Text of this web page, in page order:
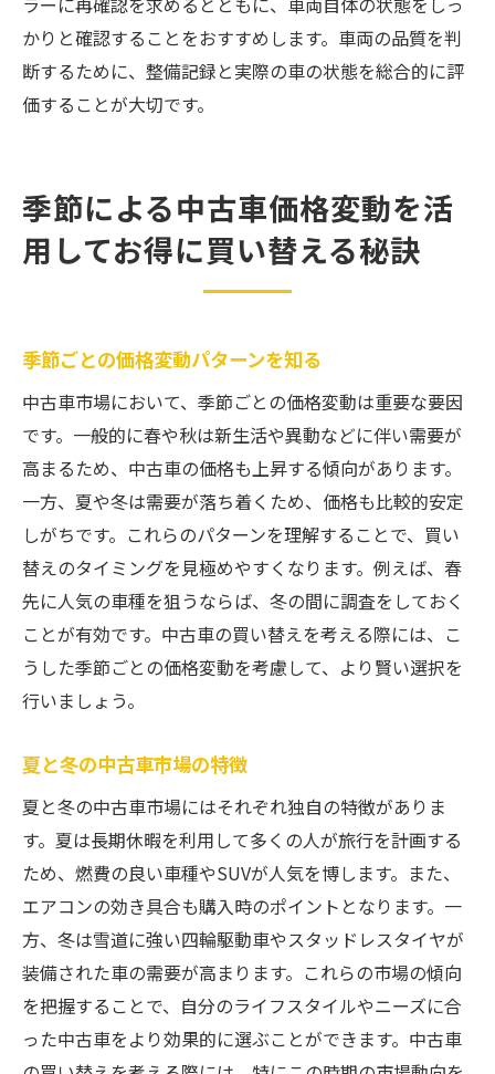
かりと確認することをおすすめします。車両の品質を判
断するために、整備記録と実際の車の状態を総合的に評
価することが大切です。
季節による中古車価格変動を活
用してお得に買い替える秘訣
季節ごとの価格変動パターンを知る
中古車市場において、季節ごとの価格変動は重要な要因
です。一般的に春や秋は新生活や異動などに伴い需要が
高まるため、中古車の価格も上昇する傾向があります。
一方、夏や冬は需要が落ち着くため、価格も比較的安定
しがちです。これらのパターンを理解することで、買い
替えのタイミングを見極めやすくなります。例えば、春
先に人気の車種を狙うならば、冬の間に調査をしておく
ことが有効です。中古車の買い替えを考える際には、こ
うした季節ごとの価格変動を考慮して、より賢い選択を
行いましょう。
夏と冬の中古車市場の特徴
夏と冬の中古車市場にはそれぞれ独自の特徴がありま
す。夏は長期休暇を利用して多くの人が旅行を計画する
ため、燃費の良い車種やSUVが人気を博します。また、
エアコンの効き具合も購入時のポイントとなります。一
方、冬は雪道に強い四輪駆動車やスタッドレスタイヤが
装備された車の需要が高まります。これらの市場の傾向
を把握することで、自分のライフスタイルやニーズに合
った中古車をより効果的に選ぶことができます。中古車